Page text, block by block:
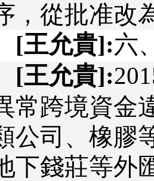
，從批准改
[王允貴]:六
[王允貴]:
常跨境資金
公司、橡膠
下錢莊等外